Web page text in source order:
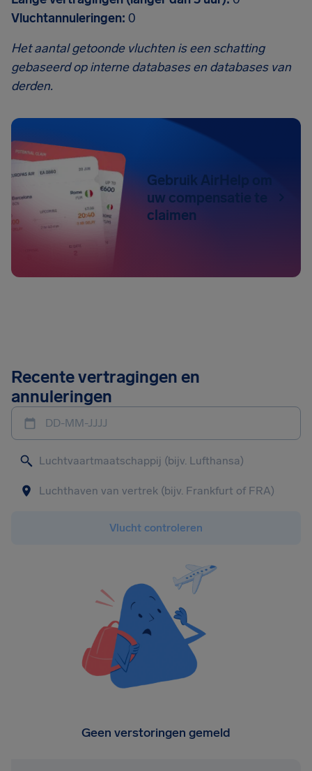
Vluchtannuleringen: 0
Het aantal getoonde vluchten is een schatting
gebaseerd op interne databases en databases van
derden.
Gebruik AirHelp om
uw compensatie te
claimen
Recente vertragingen en
annuleringen
DD-MM-JJJJ
Vlucht controleren
Geen verstoringen gemeld